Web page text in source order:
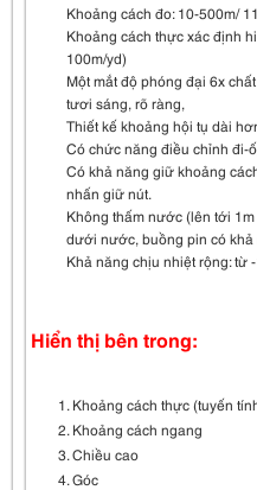
Khoảng cách đo: 10-500m/
Khoảng cách thực xác định
100m/yd)
Một mắt độ phóng đại 6x
tươi sáng, rõ ràng,
Thiết kế khoảng hội tụ dài
Có chức năng điều chỉnh đi-
Có khả năng giữ khoảng
nhấn giữ nút.
Không thấm nước (lên tới
dưới nước, buồng pin có
Khả năng chịu nhiệt rộng: từ
Hiển thị bên trong:
Khoảng cách thực (tuyến
Khoảng cách ngang
Chiều cao
Góc